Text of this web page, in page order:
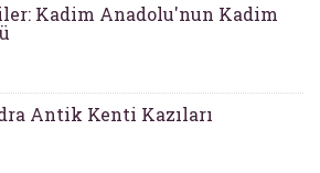
Kadim Anadolu'nun Kadim
Antik Kenti Kazıları